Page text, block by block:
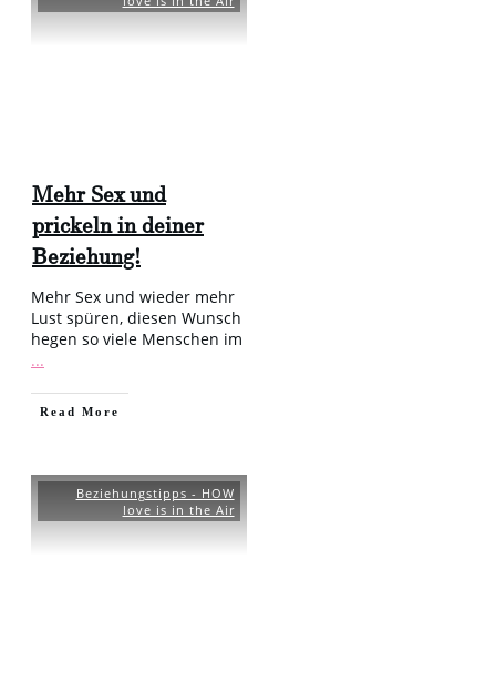
Mehr Sex und
prickeln in deiner
Beziehung!
Mehr Sex und wieder mehr
Lust spüren, diesen Wunsch
hegen so viele Menschen im
...
​Read More
Beziehungstipps - HOW
love is in the Air